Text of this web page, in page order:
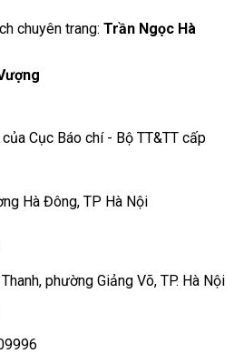
chuyên trang: Trần Ngọc Hà
Cục Báo chí - Bộ TT&TT cấp
Hà Đông, TP Hà Nội
phường Giảng Võ, TP. Hà Nội